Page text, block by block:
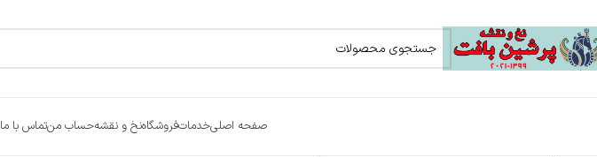
صفحه اصلیخدماتفروشگاهنخ و نقشهحساب منتماس با ما